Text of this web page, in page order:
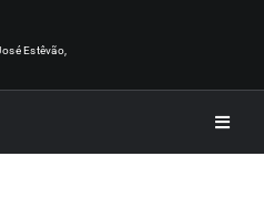
Estêvão,
Toggle